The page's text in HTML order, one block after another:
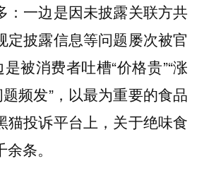
：一边是因未披露关联方共
定披露信息等问题屡次被官
被消费者吐槽“价格贵”“涨
题频发”，以最为重要的食品
猫投诉平台上，关于绝味食
条。